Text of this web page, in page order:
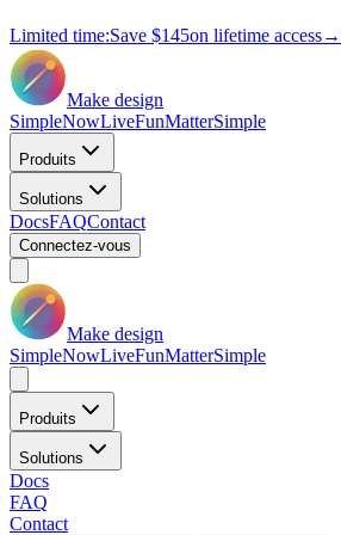
Limited time:Save $145on lifetime access→
Make design
SimpleNowLiveFunMatterSimple
Produits
Solutions
DocsFAQContact
Connectez-vous
Make design
SimpleNowLiveFunMatterSimple
Produits
Solutions
Docs
FAQ
Contact